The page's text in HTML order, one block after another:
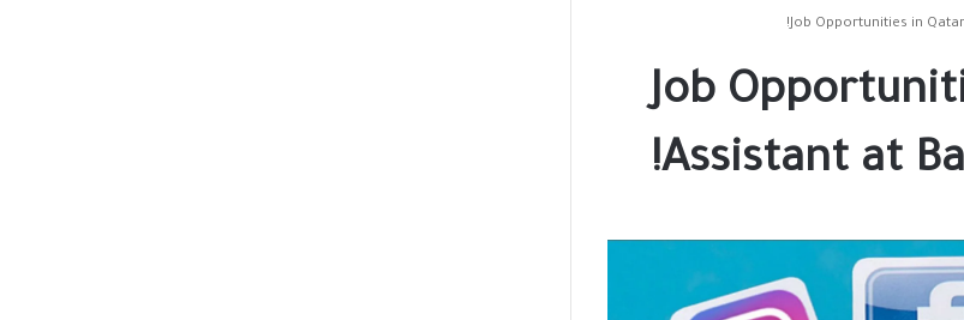
Job Opportunities in
Job
Assistant at